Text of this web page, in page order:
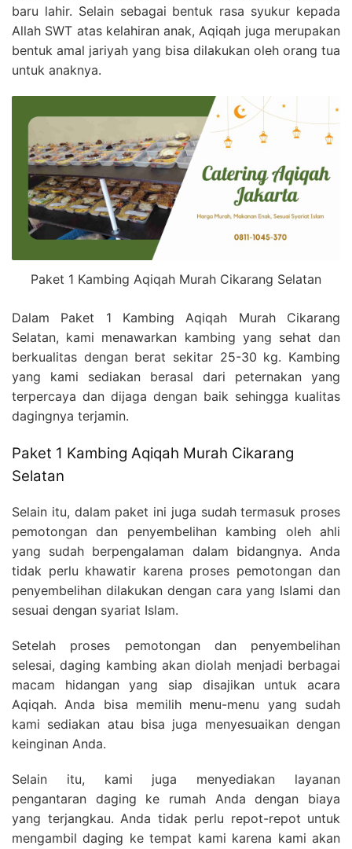
baru lahir. Selain sebagai bentuk rasa syukur kepada
Allah SWT atas kelahiran anak, Aqiqah juga merupakan
bentuk amal jariyah yang bisa dilakukan oleh orang tua
untuk anaknya.
Paket 1 Kambing Aqiqah Murah Cikarang Selatan
Dalam Paket 1 Kambing Aqiqah Murah Cikarang
Selatan, kami menawarkan kambing yang sehat dan
berkualitas dengan berat sekitar 25-30 kg. Kambing
yang kami sediakan berasal dari peternakan yang
terpercaya dan dijaga dengan baik sehingga kualitas
dagingnya terjamin.
Paket 1 Kambing Aqiqah Murah Cikarang
Selatan
Selain itu, dalam paket ini juga sudah termasuk proses
pemotongan dan penyembelihan kambing oleh ahli
yang sudah berpengalaman dalam bidangnya. Anda
tidak perlu khawatir karena proses pemotongan dan
penyembelihan dilakukan dengan cara yang Islami dan
sesuai dengan syariat Islam.
Setelah proses pemotongan dan penyembelihan
selesai, daging kambing akan diolah menjadi berbagai
macam hidangan yang siap disajikan untuk acara
Aqiqah. Anda bisa memilih menu-menu yang sudah
kami sediakan atau bisa juga menyesuaikan dengan
keinginan Anda.
Selain itu, kami juga menyediakan layanan
pengantaran daging ke rumah Anda dengan biaya
yang terjangkau. Anda tidak perlu repot-repot untuk
mengambil daging ke tempat kami karena kami akan